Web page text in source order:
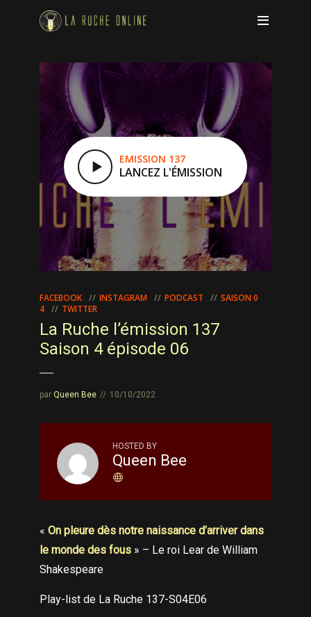
EMISSION 137
LANCEZ L'ÉMISSION
FACEBOOK INSTAGRAM PODCAST
SAISON 0
4
TWITTER
La Ruche l’émission 137
Saison 4 épisode 06
par Queen Bee 10/10/2022
HOSTED BY
Queen Bee
« On pleure dès notre naissance d’arriver dans
le monde des fous » – Le roi Lear de William
Shakespeare
Play-list de La Ruche 137-S04E06